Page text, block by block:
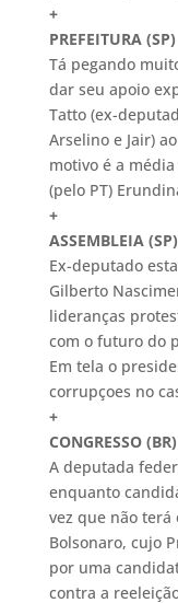
+
PREFEITURA (SP)
Tá pegando
dar seu apoio
Tatto (ex-
Arselino e Jair)
motivo é a
(pelo PT)
+
ASSEMBLEIA (SP)
Ex-deputado
Gilberto
lideranças
com o futuro do
Em tela o
corrupçoes no
+
CONGRESSO (BR)
A deputada
enquanto
vez que não
Bolsonaro, cujo
por uma
contra a